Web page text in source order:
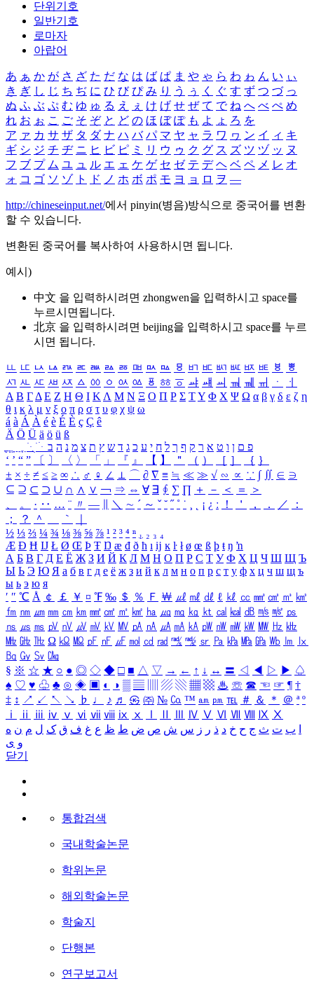
단위기호
일반기호
로마자
아랍어
あ ぁ か が さ ざ た だ な は ば ぱ ま や ゃ ら わ ゎ ん い ぃ
き ぎ し じ ち ぢ に ひ び ぴ み り う ぅ く ぐ す ず つ づ っ
ぬ ふ ぶ ぷ む ゆ ゅ る え ぇ け げ せ ぜ て で ね へ べ ぺ め
れ お ぉ こ ご そ ぞ と ど の ほ ぼ ぽ も よ ょ ろ を
ア ァ カ サ ザ タ ダ ナ ハ バ パ マ ヤ ャ ラ ワ ヮ ン イ ィ キ
ギ シ ジ チ ヂ ニ ヒ ビ ピ ミ リ ウ ゥ ク グ ス ズ ツ ヅ ッ ヌ
フ ブ プ ム ユ ュ ル エ ェ ケ ゲ セ ゼ テ デ ヘ ベ ペ メ レ オ
ォ コ ゴ ソ ゾ ト ド ノ ホ ボ ポ モ ヨ ョ ロ ヲ ―
http://chineseinput.net/에서 pinyin(병음)방식으로 중국어를 변환
할 수 있습니다.
변환된 중국어를 복사하여 사용하시면 됩니다.
예시)
中文 을 입력하시려면 zhongwen을 입력하시고 space를
누르시면됩니다.
北京 을 입력하시려면 beijing을 입력하시고 space를 누르
시면 됩니다.
ㅥ ㅦ ㅧ ㅨ ㅩ ㅪ ㅫ ㅬ ㅭ ㅮ ㅯ ㅰ ㅱ ㅲ ㅳ ㅴ ㅵ ㅶ ㅷ ㅸ
ㅹ
ㅺ ㅻ ㅼ ㅽ ㅾ ㅿ ㆀ ㆁ ㆂ ㆃ ㆄ ㆅ ㆆ ㆇ ㆈ ㆉ ㆊ ㆋ ㆌ ㆍ
ㆎ
Α Β ΓΔ Ε Ζ Η Θ Ι ΚΛ Μ Ν Ξ Ο Π Ρ Σ ΤΥ Φ Χ Ψ Ω α β γ δ ε ζ η
θ ι κ λ μ ν ξ ο π ρ σ τ υ φ χ ψ ω
á à Á À é è É È ç Ç ê
Ä Ö Ü ä ö ü ß
ִֶֹ ֻּ ׁׂ פ ם ן ו ט א ר ק ף ך ל ח י ע כ ג ד ש ץ ת צ מ נ ה ב
‘ ’ “ ” 〔 〕 〈 〉 「 」 『 』 【 】 ＂ （ ） ［ ］ ｛ ｝
± × ÷ ≠ ≤ ≥ ∞ ∴ ♂ ♀ ∠ ⊥ ⌒ ∂ ∇ ≡ ≒ ≪ ≫ √ ∽ ∝ ∵ ∫ ∬ ∈ ∋
⊆ ⊇ ⊂ ⊃ ∪ ∩ ∧ ∨ ￢ ⇒ ⇔ ∀ ∃ ∮ ∑ ∏ ＋ － ＜ ＝
＞
、
。 · ‥ … ¨ 〃 ― ＼ ∼ ´ ～ ˇ ˘ ˝ ˚ ˙ ¸ ¡ ¿ ː ！ ＇ ， ． ／
：
；
？ ＾ ｀
½ ⅓ ⅔ ¼ ¾ ⅛ ⅜ ⅝ ⅞ ¹ ² ³ ⁴ ⁿ ₁ ₂ ₃ ₄
Æ Ð Ħ Ĳ Ł Ø Œ Þ Ŧ Ŋ æ đ ð ħ ı ĳ ĸ ŀ ł ø œ ß þ ŧ ŋ ŉ
А Б В Г Д Е Ё Ж З И Й К Л М Н О П Р С Т У Ф Х Ц Ч Ш Щ Ъ
Ы Ь Э Ю Я а б в г д е ё ж з и й к л м н о п р с т у ф х ц ч ш щ ъ
ы ь э ю я
′ ″ ℃ Å ￠ ￡ ￥ ¤ ℉ ‰ ＄ ％ Ｆ ￦ ㎕ ㎖ ㎗ ℓ ㎘ ㏄ ㎣ ㎤ ㎥ ㎦
㎙ ㎚ ㎛ ㎜ ㎝ ㎞ ㎟ ㎠ ㎡ ㎢ ㏊ ㎍ ㎎ ㎏ ㏏ ㎈ ㎉ ㏈ ㎧ ㎨ ㎰
㎱ ㎲ ㎳ ㎴ ㎵ ㎶ ㎷ ㎸ ㎹ ㎀ ㎁ ㎂ ㎃ ㎄ ㎺ ㎻ ㎽ ㎾ ㎿ ㎐ ㎑
㎒ ㎓ ㎔ Ω ㏀ ㏁ ㎊ ㎋ ㎌ ㏖ ㏅ ㎭ ㎮ ㎯ ㏛ ㎩ ㎪ ㎫ ㎬ ㏝ ㏐
㏓
㏃ ㏉ ㏜ ㏆
§ ※ ☆ ★ ○ ● ◎ ◇ ◆ □ ■ △ ▽ → ← ↑ ↓ ↔ 〓 ◁ ◀ ▷ ▶ ♤
♠ ♡ ♥ ♧ ♣ ⊙ ◈ ▣ ◐ ◑ ▒ ▤ ▨ ▧ ▦ ▩ ♨ ☏ ☎ ☜ ☞ ¶ †
‡ ↕ ↗ ↙ ↖ ↘ ♭ ♩ ♪ ♬ ㉿ ㈜ № ㏇ ™ ㏂ ㏘ ℡ ＃ ＆ ＊ ＠ ª º
ⅰ
ⅱ ⅲ ⅳ ⅴ ⅵ ⅶ ⅷ ⅸ ⅹ Ⅳ Ⅴ Ⅵ Ⅶ Ⅷ Ⅸ Ⅹ
ب ت ث ج ح خ د ذ ر ز س ش ص ض ط ظ ع غ ف ق ک ل م ن ه
و ی
닫기
통합검색
국내학술논문
학위논문
해외학술논문
학술지
단행본
연구보고서